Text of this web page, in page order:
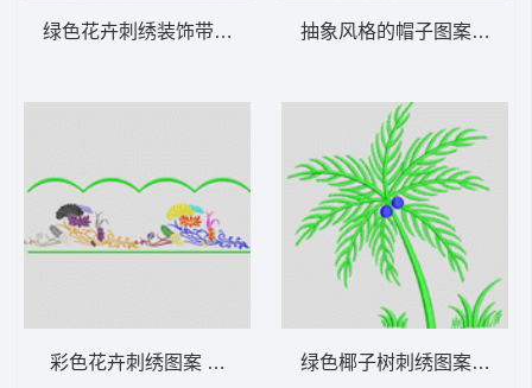
绿色花卉刺绣装饰带 条码
彩色花卉刺绣图案 条码
抽象风格的帽子图案 人物
绿色椰子树刺绣图案 椰树